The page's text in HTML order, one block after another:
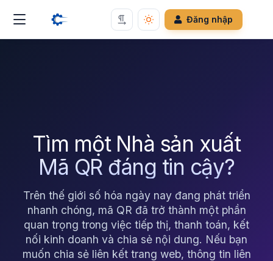
Đăng nhập
Tìm một Nhà sản xuất
Mã QR đáng tin cậy?
Trên thế giới số hóa ngày nay đang phát triển
nhanh chóng, mã QR đã trở thành một phần
quan trọng trong việc tiếp thị, thanh toán, kết
nối kinh doanh và chia sẻ nội dung. Nếu bạn
muốn chia sẻ liên kết trang web, thông tin liên